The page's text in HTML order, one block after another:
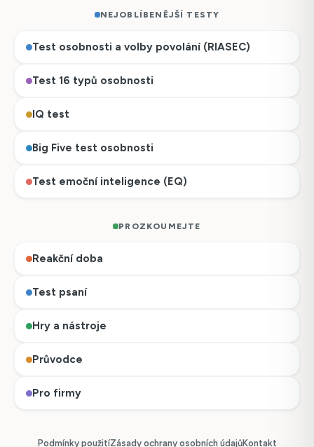
NEJOBLÍBENĚJŠÍ TESTY
Test osobnosti a volby povolání (RIASEC)
Test 16 typů osobnosti
IQ test
Big Five test osobnosti
Test emoční inteligence (EQ)
PROZKOUMEJTE
Reakční doba
Test psaní
Hry a nástroje
Průvodce
Pro firmy
Podmínky použitíZásady ochrany osobních údajůKontakt